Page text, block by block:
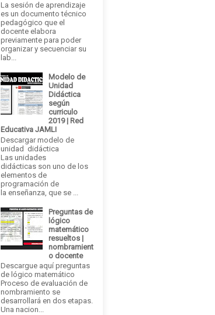
La sesión de aprendizaje
es un documento técnico
pedagógico que el
docente elabora
previamente para poder
organizar y secuenciar su
lab...
Modelo de
Unidad
Didáctica
según
curriculo
2019 | Red
Educativa JAMLI
Descargar modelo de
unidad didáctica
Las unidades
didácticas son uno de los
elementos de
programación de
la enseñanza, que se ...
Preguntas de
lógico
matemático
resueltos |
nombramient
o docente
Descargue aquí preguntas
de lógico matemático
Proceso de evaluación de
nombramiento se
desarrollará en dos etapas.
Una nacion...